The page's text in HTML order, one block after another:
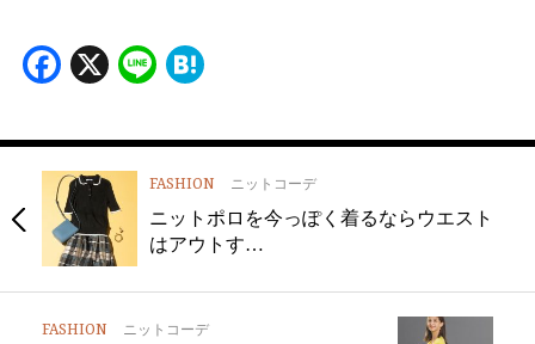
Facebook
X Line
FASHION ニットコーデ
ニットポロを今っぽく着るならウエスト
はアウトす…
FASHION ニットコーデ